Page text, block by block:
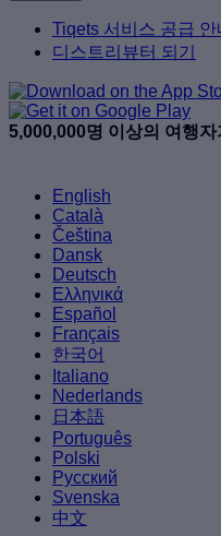
Tiqets 서비스 공급 안
디스트리뷰터 되기
5,000,000명 이상의 여행자
English
Català
Čeština
Dansk
Deutsch
Ελληνικά
Español
Français
한국어
Italiano
Nederlands
日本語
Português
Polski
Русский
Svenska
中文